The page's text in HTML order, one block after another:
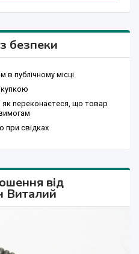
безпеки
публічному місці
як переконаєтеся, що товар
при свідках
від
Виталий